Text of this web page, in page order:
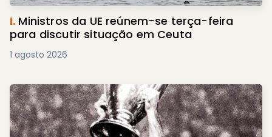
I. Ministros da UE reúnem-se terça-feira
para discutir situação em Ceuta
1 agosto 2026